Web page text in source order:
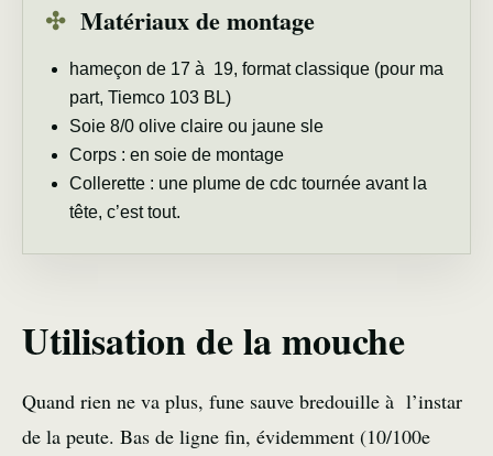
✣ Matériaux de montage
hameçon de 17 à 19, format classique (pour ma
part, Tiemco 103 BL)
Soie 8/0 olive claire ou jaune sle
Corps : en soie de montage
Collerette : une plume de cdc tournée avant la
tête, c’est tout.
Utilisation de la mouche
Quand rien ne va plus, fune sauve bredouille à l’instar
de la peute. Bas de ligne fin, évidemment (10/100e